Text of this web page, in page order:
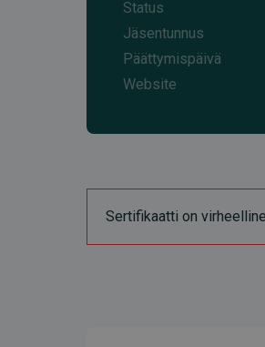
Status
Jäsentunnus
Päättymispäivä
Website
Sertifikaatti on